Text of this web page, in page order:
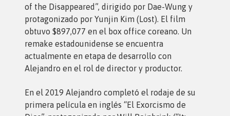
of the Disappeared”, dirigido por Dae-Wung y
protagonizado por Yunjin Kim (Lost). El film
obtuvo $897,077 en el box office coreano. Un
remake estadounidense se encuentra
actualmente en etapa de desarrollo con
Alejandro en el rol de director y productor.
En el 2019 Alejandro completó el rodaje de su
primera película en inglés “El Exorcismo de